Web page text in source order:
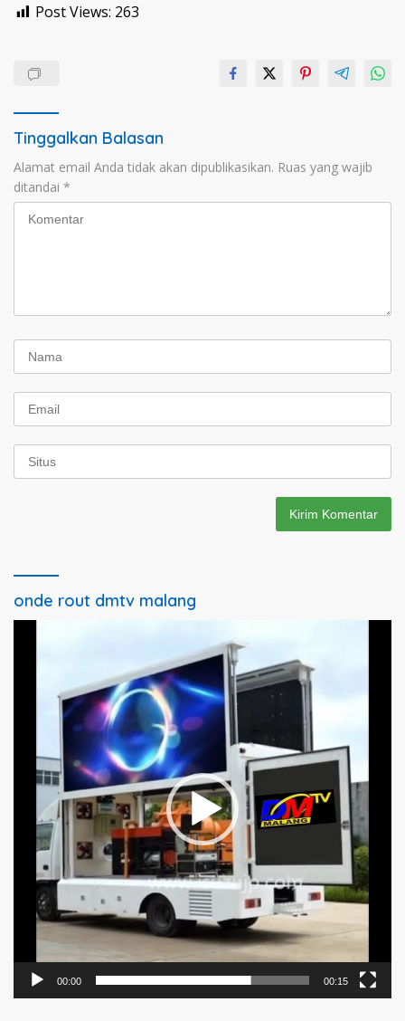
Post Views: 263
Tinggalkan Balasan
Alamat email Anda tidak akan dipublikasikan. Ruas yang wajib
ditandai *
onde rout dmtv malang
00:00 00:15